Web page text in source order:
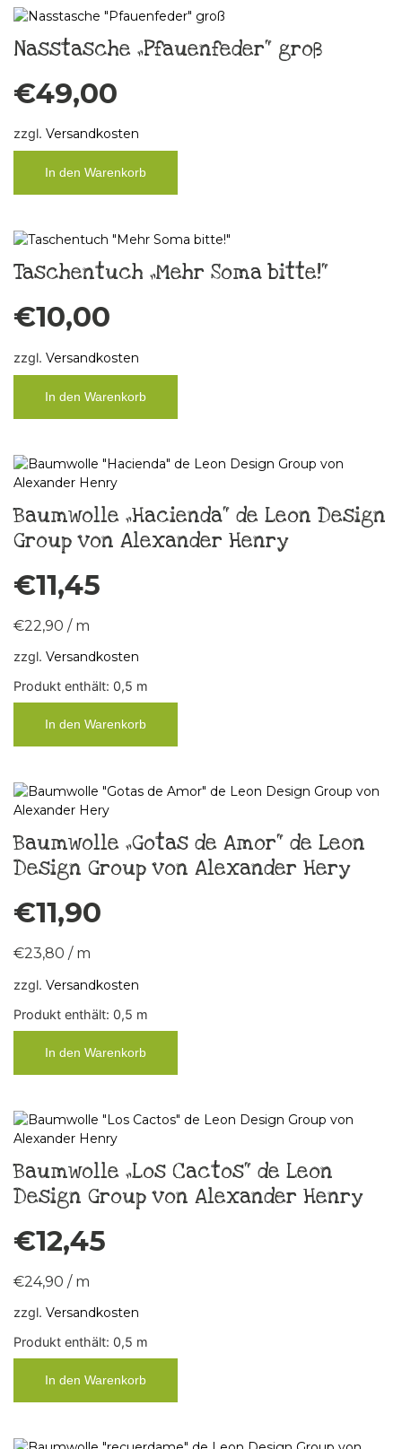
Nasstasche „Pfauenfeder“ groß
€49,00
zzgl. Versandkosten
In den Warenkorb
Taschentuch „Mehr Soma bitte!“
€10,00
zzgl. Versandkosten
In den Warenkorb
Baumwolle „Hacienda“ de Leon Design
Group von Alexander Henry
€11,45
€22,90 / m
zzgl. Versandkosten
Produkt enthält: 0,5 m
In den Warenkorb
Baumwolle „Gotas de Amor“ de Leon
Design Group von Alexander Hery
€11,90
€23,80 / m
zzgl. Versandkosten
Produkt enthält: 0,5 m
In den Warenkorb
Baumwolle „Los Cactos“ de Leon
Design Group von Alexander Henry
€12,45
€24,90 / m
zzgl. Versandkosten
Produkt enthält: 0,5 m
In den Warenkorb